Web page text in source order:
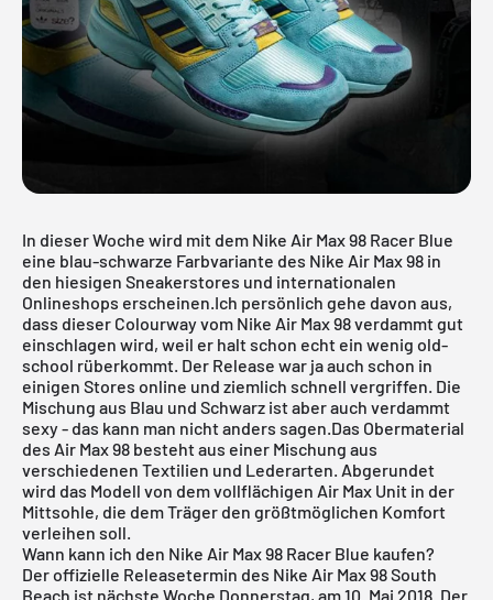
In dieser Woche wird mit dem Nike Air Max 98 Racer Blue
eine blau-schwarze Farbvariante des Nike Air Max98 in
den hiesigen Sneakerstores und internationalen
Onlineshops erscheinen.Ich persönlich gehe davon aus,
dass dieser Colourway vom Nike Air Max 98 verdammt gut
einschlagen wird, weil er halt schon echt ein wenig old-
school rüberkommt. Der Release war ja auch schon in
einigen Stores online und ziemlich schnell vergriffen. Die
Mischung aus Blau und Schwarz ist aber auch verdammt
sexy - das kann man nicht anders sagen.Das Obermaterial
des Air Max 98 besteht aus einer Mischung aus
verschiedenen Textilien und Lederarten. Abgerundet
wird das Modell von dem vollflächigen Air Max Unit in der
Mittsohle, die dem Träger den größtmöglichen Komfort
verleihen soll.
Wann kann ich den Nike Air Max 98 Racer Blue kaufen?
Der offizielle Releasetermin des Nike Air Max 98 South
Beach ist nächste Woche Donnerstag, am 10. Mai 2018. Der